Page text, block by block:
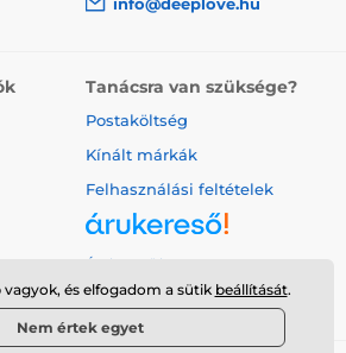
Tanácsra van szüksége?
Postaköltség
Kínált márkák
Felhasználási feltételek
Árukereső.hu
vagyok, és elfogadom a sütik beállítását.
Nem értek egyet